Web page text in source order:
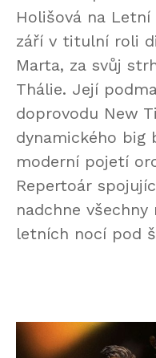
Holišová na Letní
září v titulní roli
Marta, za svůj
Thálie. Její
doprovodu New
dynamického big
moderní pojetí
Repertoár
nadchne
letních nocí pod